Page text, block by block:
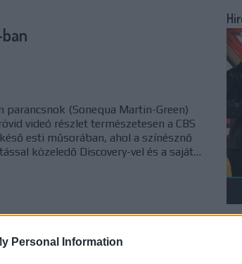
Personal Information
parancsnok (Sonequa Martin-Green)
videó részlet természetesen a CBS
esti műsorában, ahol a színésznő
közeledő Discovery-vel és a saját…